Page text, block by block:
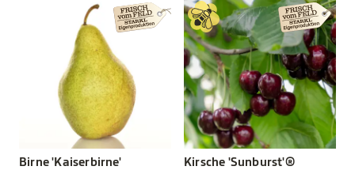
Birne 'Kaiserbirne' Kirsche 'Sunburst'®